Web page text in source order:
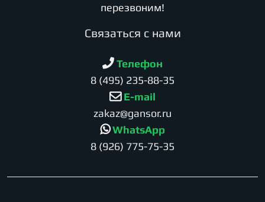
перезвоним!
Cвязаться с нами
Телефон
8 (495) 235-88-35
E-mail
zakaz@gansor.ru
WhatsApp
8 (926) 775-75-35